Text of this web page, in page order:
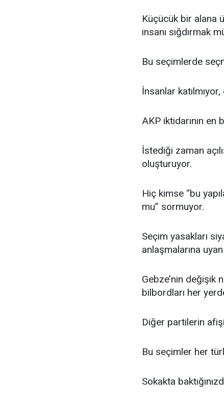
Küçücük bir alana
insanı sığdırmak
Bu seçimlerde
İnsanlar
AKP iktidarının en
İstediği zaman
oluşturuyor.
Hiç kimse “bu
mu” sormuyor.
Seçim yasakları
anlaşmalarına
Gebze’nin değişik
bilbordları her
Diğer partilerin
Bu seçimler her
Sokakta